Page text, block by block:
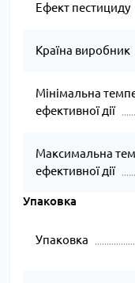
Ефект пестициду
Країна виробник
Мінімальна
ефективної дії
Максимальна
ефективної дії
Упаковка
Упаковка